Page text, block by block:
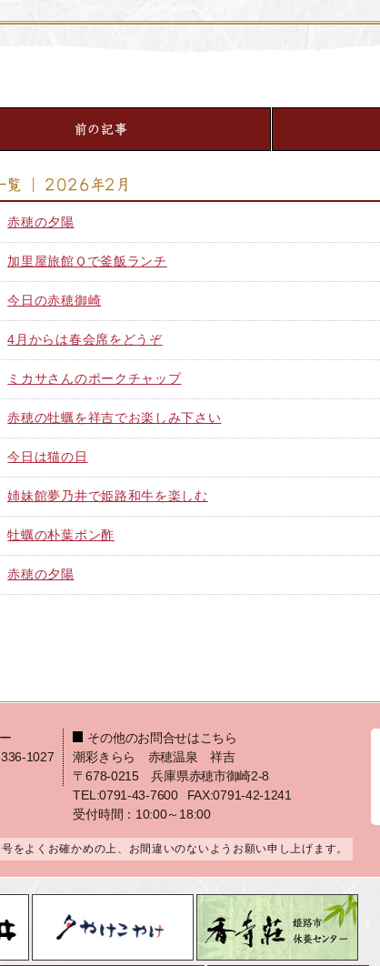
前の記事
覧 ｜ 2026年2月
赤穂の夕陽
加里屋旅館Ｑで釜飯ランチ
今日の赤穂御崎
4月からは春会席をどうぞ
ミカサさんのポークチャップ
赤穂の牡蠣を祥吉でお楽しみ下さい
今日は猫の日
姉妹館夢乃井で姫路和牛を楽しむ
牡蠣の朴葉ポン酢
赤穂の夕陽
1027
その他のお問合せはこちら
潮彩きらら 赤穂温泉 祥吉
〒678-0215 兵庫県赤穂市御崎2-8
TEL:0791-43-7600
FAX:0791-42-1241
受付時間：10:00～18:00
をよくお確かめの上、お間違いのないようお願い申し上げます。